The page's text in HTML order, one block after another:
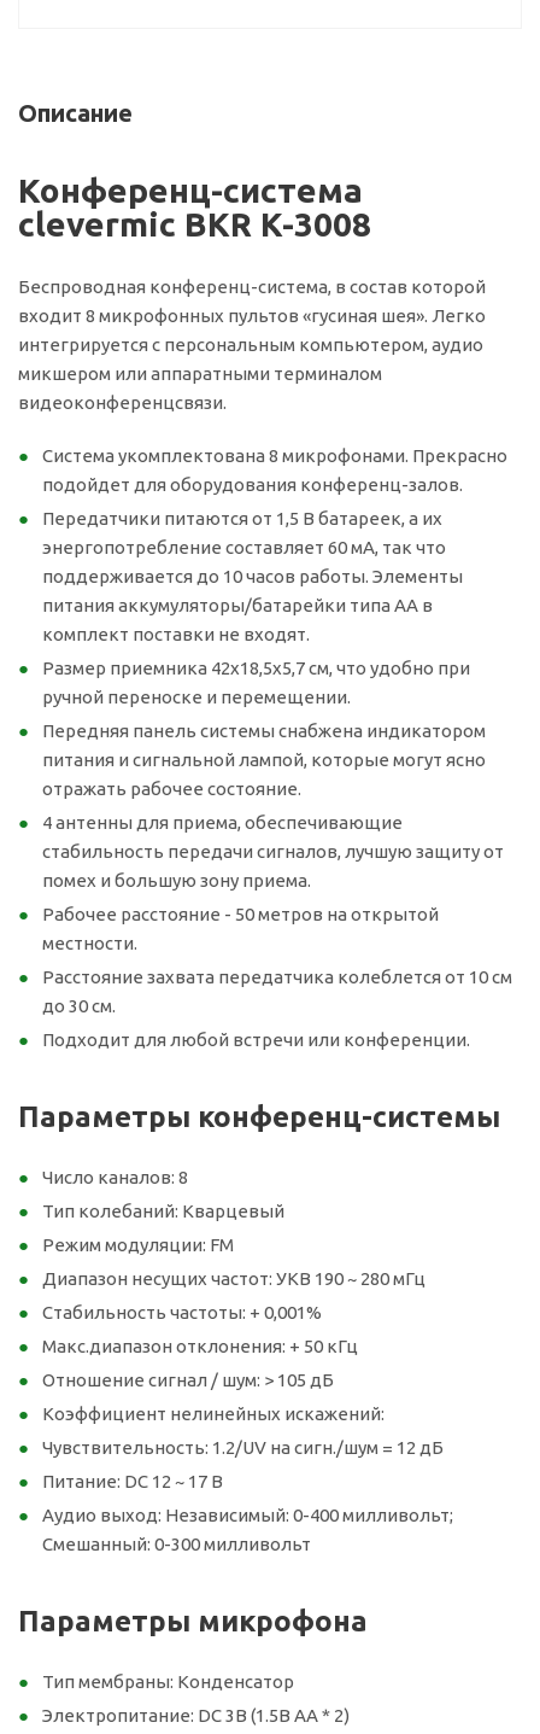
Описание
Конференц-система
clevermic BKR K-3008
Беспроводная конференц-система, в состав которой
входит 8 микрофонных пультов «гусиная шея». Легко
интегрируется с персональным компьютером, аудио
микшером или аппаратными терминалом
видеоконференцсвязи.
Система укомплектована 8 микрофонами. Прекрасно
подойдет для оборудования конференц-залов.
Передатчики питаются от 1,5 В батареек, а их
энергопотребление составляет 60 мА, так что
поддерживается до 10 часов работы. Элементы
питания аккумуляторы/батарейки типа АА в
комплект поставки не входят.
Размер приемника 42x18,5x5,7 см, что удобно при
ручной переноске и перемещении.
Передняя панель системы снабжена индикатором
питания и сигнальной лампой, которые могут ясно
отражать рабочее состояние.
4 антенны для приема, обеспечивающие
стабильность передачи сигналов, лучшую защиту от
помех и большую зону приема.
Рабочее расстояние - 50 метров на открытой
местности.
Расстояние захвата передатчика колеблется от 10 см
до 30 см.
Подходит для любой встречи или конференции.
Параметры конференц-системы
Число каналов: 8
Тип колебаний: Кварцевый
Режим модуляции: FM
Диапазон несущих частот: УКВ 190 ~ 280 мГц
Стабильность частоты: + 0,001%
Макс.диапазон отклонения: + 50 кГц
Отношение сигнал / шум: > 105 дБ
Коэффициент нелинейных искажений:
Чувствительность: 1.2/UV на сигн./шум = 12 дБ
Питание: DC 12 ~ 17 В
Аудио выход: Независимый: 0-400 милливольт;
Смешанный: 0-300 милливольт
Параметры микрофона
Тип мембраны: Конденсатор
Электропитание: DC 3В (1.5В AA * 2)